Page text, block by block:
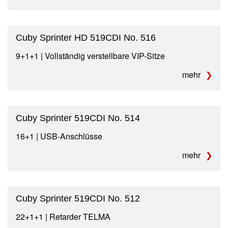
Cuby Sprinter HD 519CDI No. 516
9+1+1 | Vollständig verstellbare VIP-Sitze
mehr
Cuby Sprinter 519CDI No. 514
16+1 | USB-Anschlüsse
mehr
Cuby Sprinter 519CDI No. 512
22+1+1 | Retarder TELMA